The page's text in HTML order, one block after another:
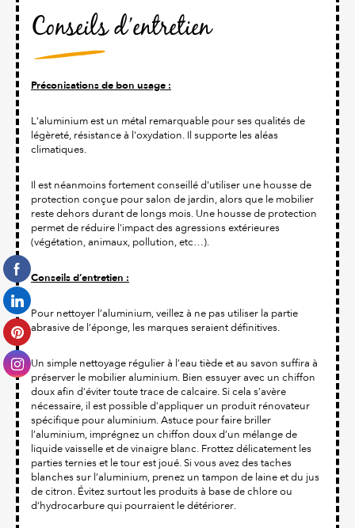
Conseils d’entretien
Préconisations de bon usage :
L'aluminium est un métal remarquable pour ses qualités de
légèreté, résistance à l'oxydation. Il supporte les aléas
climatiques.
Il est néanmoins fortement conseillé d'utiliser une housse de
protection conçue pour salon de jardin, alors que le mobilier
reste dehors durant de longs mois. Une housse de protection
permet de réduire l'impact des agressions extérieures
(végétation, animaux, pollution, etc…).
Conseils d’entretien :
Pour nettoyer l’aluminium, veillez à ne pas utiliser la partie
abrasive de l’éponge, les marques seraient définitives.
Un simple nettoyage régulier à l’eau tiède et au savon suffira à
préserver le mobilier aluminium. Bien essuyer avec un chiffon
doux afin d’éviter toute trace de calcaire. Si cela s’avère
nécessaire, il est possible d’appliquer un produit rénovateur
spécifique pour aluminium. Astuce pour faire briller
l’aluminium, imprégnez un chiffon doux d’un mélange de
liquide vaisselle et de vinaigre blanc. Frottez délicatement les
parties ternies et le tour est joué. Si vous avez des taches
blanches sur l’aluminium, prenez un tampon de laine et du jus
de citron. Évitez surtout les produits à base de chlore ou
d’hydrocarbure qui pourraient le détériorer.